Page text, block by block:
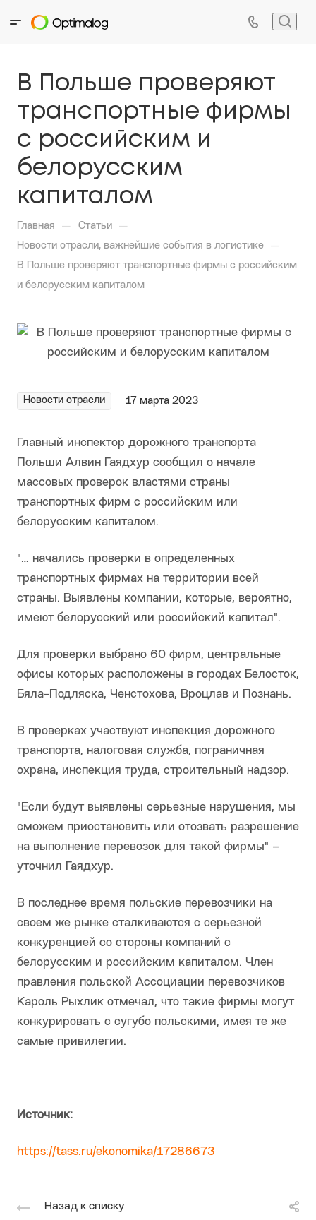
В Польше проверяют
транспортные фирмы
с российским и
белорусским
капиталом
Главная — Статьи —
Новости отрасли, важнейшие события в логистике —
В Польше проверяют транспортные фирмы с российским
и белорусским капиталом
Новости отрасли 17 марта 2023
Главный инспектор дорожного транспорта
Польши Алвин Гаядхур сообщил о начале
массовых проверок властями страны
транспортных фирм с российским или
белорусским капиталом.
"… начались проверки в определенных
транспортных фирмах на территории всей
страны. Выявлены компании, которые, вероятно,
имеют белорусский или российский капитал".
Для проверки выбрано 60 фирм, центральные
офисы которых расположены в городах Белосток,
Бяла-Подляска, Ченстохова, Вроцлав и Познань.
В проверках участвуют инспекция дорожного
транспорта, налоговая служба, пограничная
охрана, инспекция труда, строительный надзор.
"Если будут выявлены серьезные нарушения, мы
сможем приостановить или отозвать разрешение
на выполнение перевозок для такой фирмы" –
уточнил Гаядхур.
В последнее время польские перевозчики на
своем же рынке сталкиваются с серьезной
конкуренцией со стороны компаний с
белорусским и российским капиталом. Член
правления польской Ассоциации перевозчиков
Кароль Рыхлик отмечал, что такие фирмы могут
конкурировать с сугубо польскими, имея те же
самые привилегии.
Источник:
https://tass.ru/ekonomika/17286673
Назад к списку